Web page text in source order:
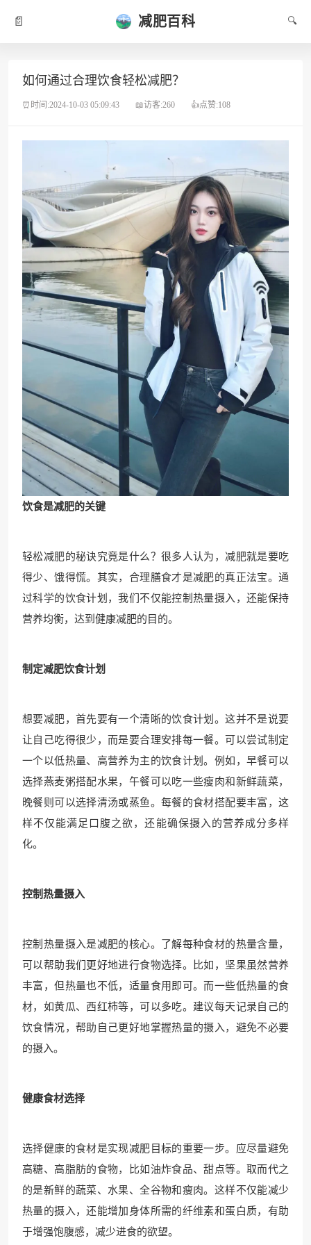
📄 减肥百科 🔍
如何通过合理饮食轻松减肥？
⏰时间:2024-10-03 05:09:43 📖访客:260 👍点赞:108
饮食是减肥的关键
轻松减肥的秘诀究竟是什么？很多人认为，减肥就是要吃
得少、饿得慌。其实，合理膳食才是减肥的真正法宝。通
过科学的饮食计划，我们不仅能控制热量摄入，还能保持
营养均衡，达到健康减肥的目的。
制定减肥饮食计划
想要减肥，首先要有一个清晰的饮食计划。这并不是说要
让自己吃得很少，而是要合理安排每一餐。可以尝试制定
一个以低热量、高营养为主的饮食计划。例如，早餐可以
选择燕麦粥搭配水果，午餐可以吃一些瘦肉和新鲜蔬菜，
晚餐则可以选择清汤或蒸鱼。每餐的食材搭配要丰富，这
样不仅能满足口腹之欲，还能确保摄入的营养成分多样
化。
控制热量摄入
控制热量摄入是减肥的核心。了解每种食材的热量含量，
可以帮助我们更好地进行食物选择。比如，坚果虽然营养
丰富，但热量也不低，适量食用即可。而一些低热量的食
材，如黄瓜、西红柿等，可以多吃。建议每天记录自己的
饮食情况，帮助自己更好地掌握热量的摄入，避免不必要
的摄入。
健康食材选择
选择健康的食材是实现减肥目标的重要一步。应尽量避免
高糖、高脂肪的食物，比如油炸食品、甜点等。取而代之
的是新鲜的蔬菜、水果、全谷物和瘦肉。这样不仅能减少
热量的摄入，还能增加身体所需的纤维素和蛋白质，有助
于增强饱腹感，减少进食的欲望。